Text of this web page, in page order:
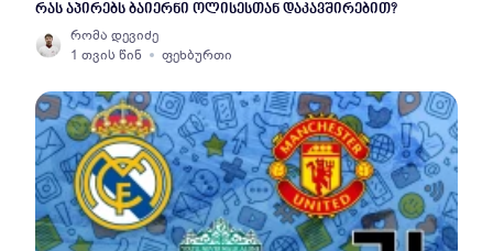
რას აპირებს ბაიერნი ოლისესთან დაკავშირებით?
რომა დევიძე
1 თვის წინ
ფეხბურთი